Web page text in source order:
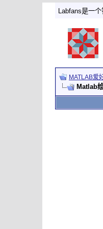
Labfans是一
MATLAB爱
Matlab